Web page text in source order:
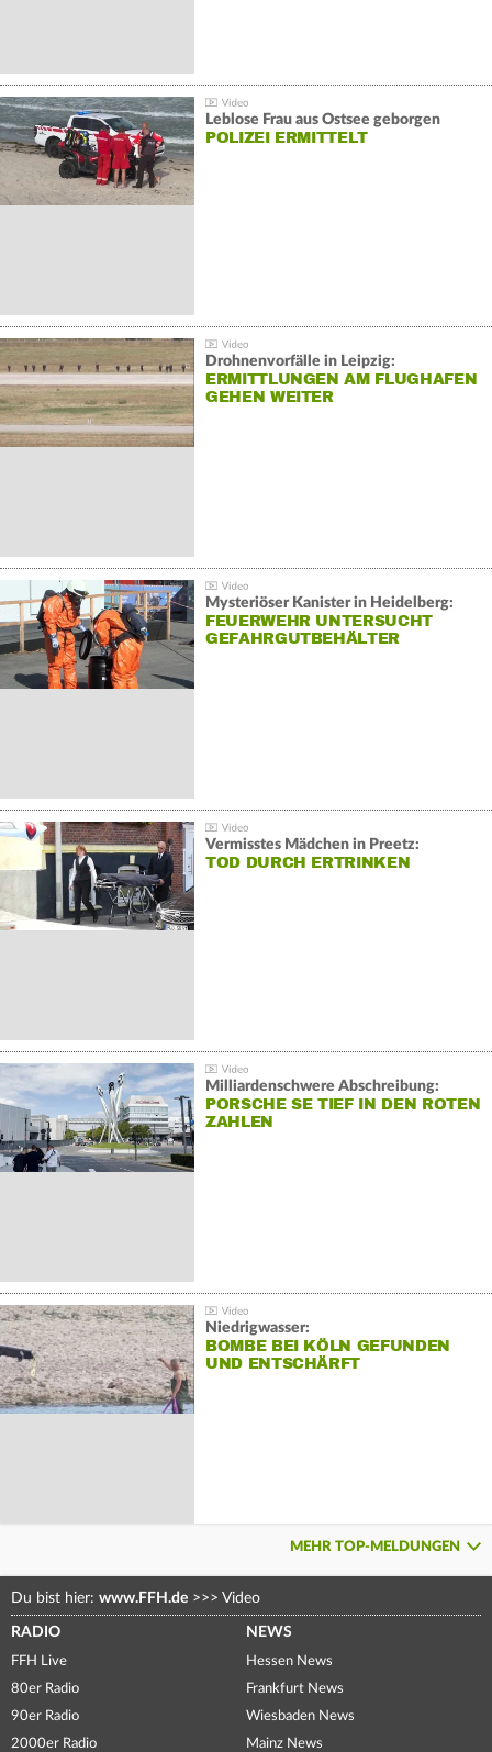
Leblose Frau aus Ostsee geborgen
POLIZEI ERMITTELT
Drohnenvorfälle in Leipzig:
ERMITTLUNGEN AM FLUGHAFEN
GEHEN WEITER
Mysteriöser Kanister in Heidelberg:
FEUERWEHR UNTERSUCHT
GEFAHRGUTBEHÄLTER
Vermisstes Mädchen in Preetz:
TOD DURCH ERTRINKEN
Milliardenschwere Abschreibung:
PORSCHE SE TIEF IN DEN ROTEN
ZAHLEN
Niedrigwasser:
BOMBE BEI KÖLN GEFUNDEN
UND ENTSCHÄRFT
MEHR TOP-MELDUNGEN
Du bist hier: www.FFH.de >>> Video
RADIO
FFH Live
80er Radio
90er Radio
2000er Radio
NEWS
Hessen News
Frankfurt News
Wiesbaden News
Mainz News